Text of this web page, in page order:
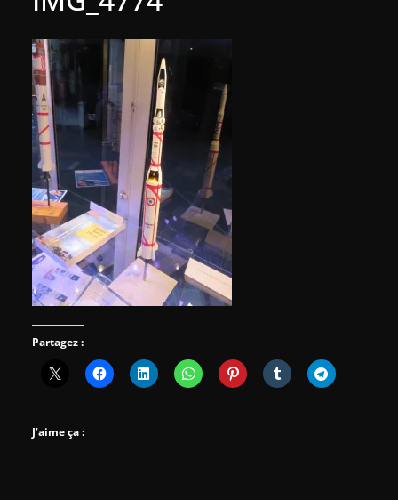
Partagez :
J’aime ça :